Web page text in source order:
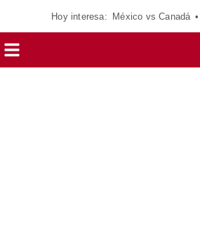
Hoy interesa: México vs Canadá